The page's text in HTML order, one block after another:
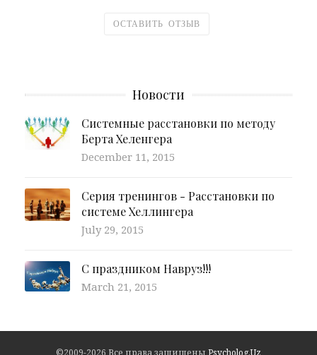
ОСТАВИТЬ ОТЗЫВ
Новости
Системные расстановки по методу
Берта Хеленгера
December 11, 2015
Серия тренингов - Расстановки по
системе Хеллингера
July 29, 2015
С праздником Навруз!!!
March 21, 2015
©2009-2026 Все права защищены Psycholog.Uz